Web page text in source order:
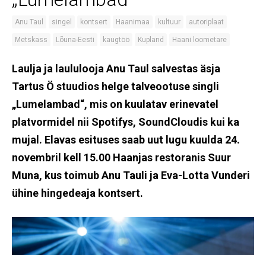
Anu Taul singel kontsert Haanimaa kultuur autoriplaat
Metskass Lõuna-Eesti kaugtöö Kupland Haani loometare
Laulja ja laululooja Anu Taul salvestas äsja
Tartus Ö stuudios helge talveootuse singli
„Lumelambad“, mis on kuulatav erinevatel
platvormidel nii Spotifys, SoundCloudis kui ka
mujal. Elavas esituses saab uut lugu kuulda 24.
novembril kell 15.00 Haanjas restoranis Suur
Muna, kus toimub Anu Tauli ja Eva-Lotta Vunderi
ühine hingedeaja kontsert.